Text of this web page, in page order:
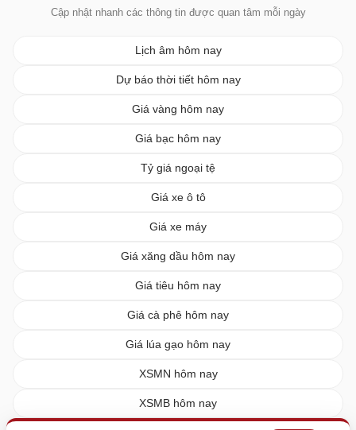
Cập nhật nhanh các thông tin được quan tâm mỗi ngày
Lịch âm hôm nay
Dự báo thời tiết hôm nay
Giá vàng hôm nay
Giá bạc hôm nay
Tỷ giá ngoại tệ
Giá xe ô tô
Giá xe máy
Giá xăng dầu hôm nay
Giá tiêu hôm nay
Giá cà phê hôm nay
Giá lúa gạo hôm nay
XSMN hôm nay
XSMB hôm nay